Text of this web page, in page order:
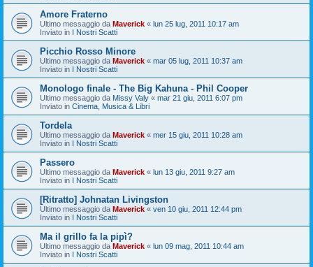
Amore Fraterno
Ultimo messaggio da Maverick « lun 25 lug, 2011 10:17 am
Inviato in I Nostri Scatti
Picchio Rosso Minore
Ultimo messaggio da Maverick « mar 05 lug, 2011 10:37 am
Inviato in I Nostri Scatti
Monologo finale - The Big Kahuna - Phil Cooper
Ultimo messaggio da Missy Valy « mar 21 giu, 2011 6:07 pm
Inviato in Cinema, Musica & Libri
Tordela
Ultimo messaggio da Maverick « mer 15 giu, 2011 10:28 am
Inviato in I Nostri Scatti
Passero
Ultimo messaggio da Maverick « lun 13 giu, 2011 9:27 am
Inviato in I Nostri Scatti
[Ritratto] Johnatan Livingston
Ultimo messaggio da Maverick « ven 10 giu, 2011 12:44 pm
Inviato in I Nostri Scatti
Ma il grillo fa la pipì?
Ultimo messaggio da Maverick « lun 09 mag, 2011 10:44 am
Inviato in I Nostri Scatti